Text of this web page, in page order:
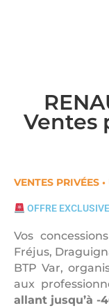
Ventes
VENTES
OFFRE
Vos
Fréjus,
BTP Var,
aux
allant jusqu’à -